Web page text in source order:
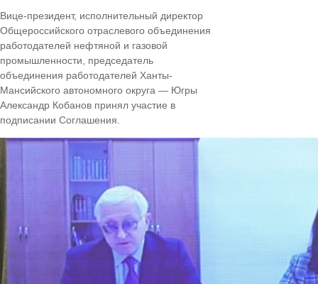
Вице-президент, исполнительный директор
Общероссийского отраслевого объединения
работодателей нефтяной и газовой
промышленности, председатель
объединения работодателей Ханты-
Мансийского автономного округа — Югры
Александр Кобанов принял участие в
подписании Соглашения.